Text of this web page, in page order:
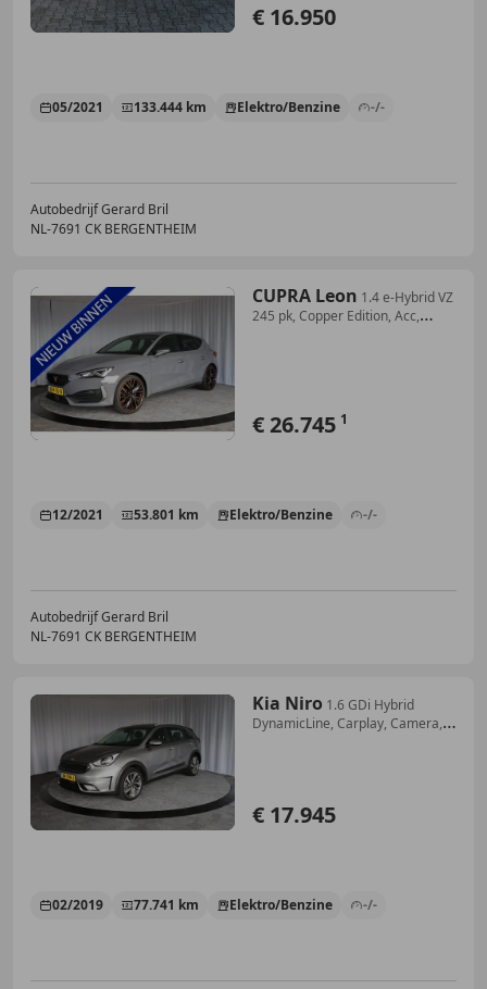
€ 16.950
05/2021 133.444 km Elektro/Benzine -/-
Autobedrijf Gerard Bril
NL-7691 CK BERGENTHEIM
CUPRA Leon 1.4 e-Hybrid VZ
245 pk, Copper Edition, Acc,
€ 26.745 1
12/2021 53.801 km Elektro/Benzine -/-
Autobedrijf Gerard Bril
NL-7691 CK BERGENTHEIM
Kia Niro 1.6 GDi Hybrid
DynamicLine, Carplay, Camera,
€ 17.945
02/2019 77.741 km Elektro/Benzine -/-